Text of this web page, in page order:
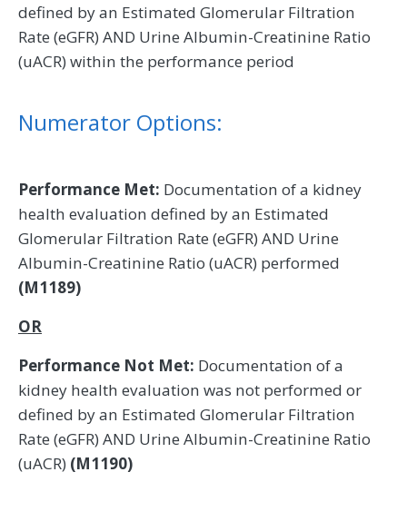
defined by an Estimated Glomerular Filtration
Rate (eGFR) AND Urine Albumin-Creatinine Ratio
(uACR) within the performance period
Numerator Options:
Performance Met: Documentation of a kidney
health evaluation defined by an Estimated
Glomerular Filtration Rate (eGFR) AND Urine
Albumin-Creatinine Ratio (uACR) performed
(M1189)
OR
Performance Not Met: Documentation of a
kidney health evaluation was not performed or
defined by an Estimated Glomerular Filtration
Rate (eGFR) AND Urine Albumin-Creatinine Ratio
(uACR) (M1190)